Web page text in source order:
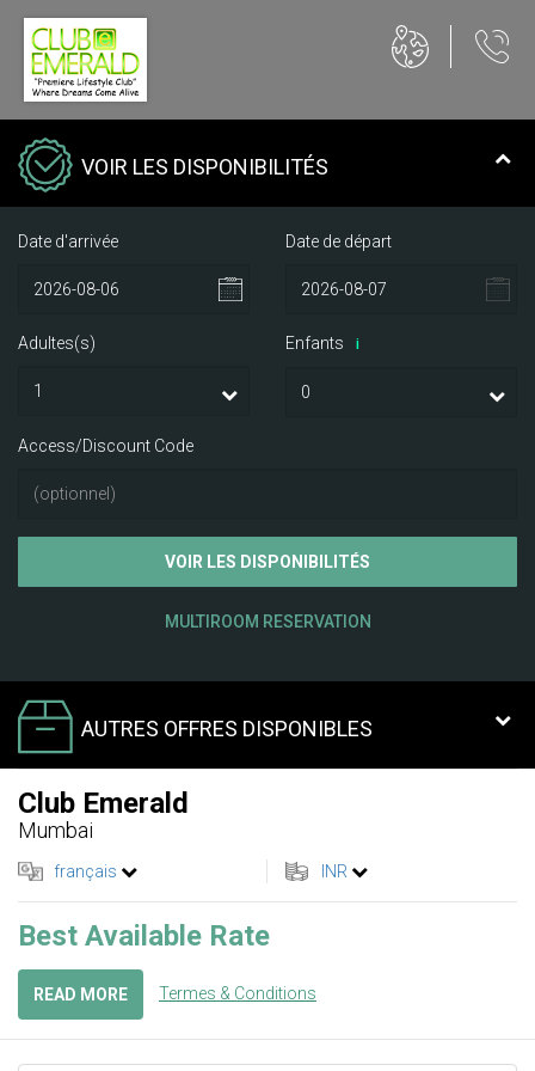
VOIR LES DISPONIBILITÉS
Date d'arrivée Date de départ
Adultes(s) Enfants i
Access/Discount Code
VOIR LES DISPONIBILITÉS
MULTIROOM RESERVATION
AUTRES OFFRES DISPONIBLES
Club Emerald
Mumbai
français INR
Best Available Rate
READ MORE Termes & Conditions